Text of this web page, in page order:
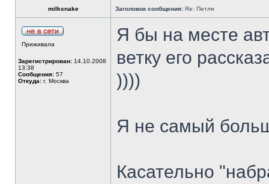
milksnake Заголовок сообщения: Re: Петля
Приживала
Зарегистрирован: 14.10.2008
13:38
Сообщения: 57
Откуда: г. Москва
Я бы на месте
ветку его
))))
Я не самый
Касательно